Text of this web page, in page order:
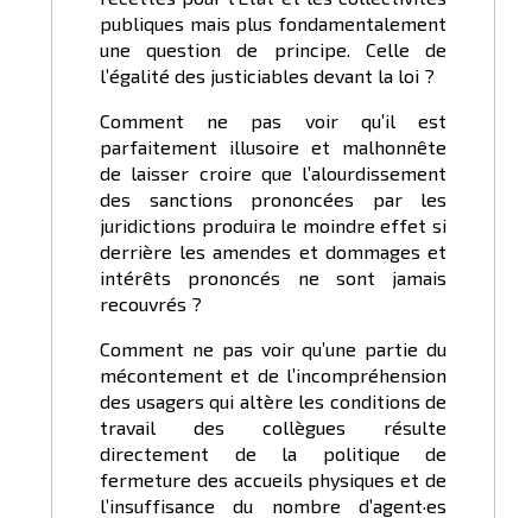
publiques mais plus fondamentalement
une question de principe. Celle de
l’égalité des justiciables devant la loi ?
Comment ne pas voir qu’il est
parfaitement illusoire et malhonnête
de laisser croire que l’alourdissement
des sanctions prononcées par les
juridictions produira le moindre effet si
derrière les amendes et dommages et
intérêts prononcés ne sont jamais
recouvrés ?
Comment ne pas voir qu’une partie du
mécontement et de l’incompréhension
des usagers qui altère les conditions de
travail des collègues résulte
directement de la politique de
fermeture des accueils physiques et de
l’insuffisance du nombre d’agent·es